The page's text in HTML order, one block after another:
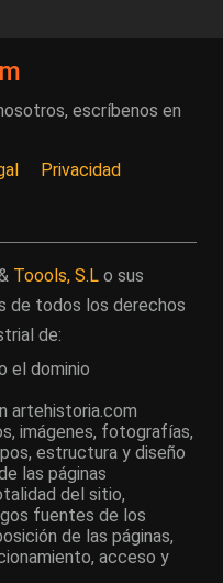
escríbenos en
Privacidad
Toools, S.L o sus
de todos los derechos
de:
el dominio
artehistoria.com
imágenes, fotografías,
estructura y diseño
las páginas
del sitio,
fuentes de los
de las páginas,
acceso y